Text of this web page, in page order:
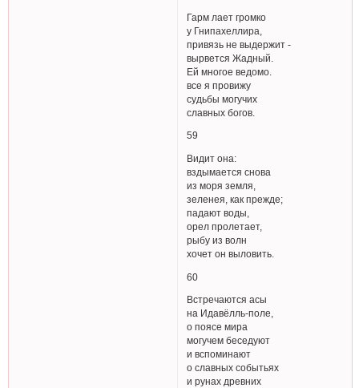
Гарм лает громко
у Гнипахеллира,
привязь не выдержит -
вырвется Жадный.
Ей многое ведомо.
все я провижу
судьбы могучих
славных богов.
59
Видит она:
вздымается снова
из моря земля,
зеленея, как прежде;
падают воды,
орел пролетает,
рыбу из волн
хочет он выловить.
60
Встречаются асы
на Идавёлль-поле,
о поясе мира
могучем беседуют
и вспоминают
о славных событьях
и рунах древних